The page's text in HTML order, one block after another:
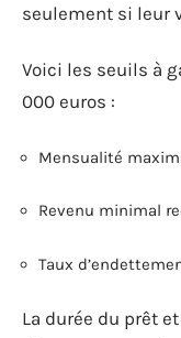
seulement si leur
Voici les seuils à
000 euros :
Mensualité
Revenu minimal
Taux
La durée du prêt